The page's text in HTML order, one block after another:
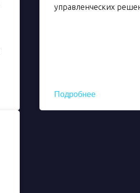
управленческих
Подробнее